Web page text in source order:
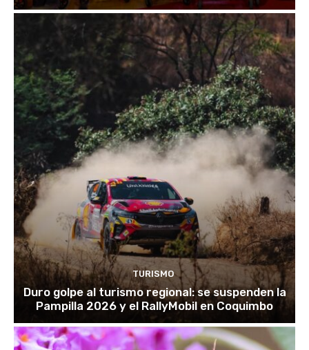
TURISMO
Duro golpe al turismo regional: se suspenden la
Pampilla 2026 y el RallyMobil en Coquimbo